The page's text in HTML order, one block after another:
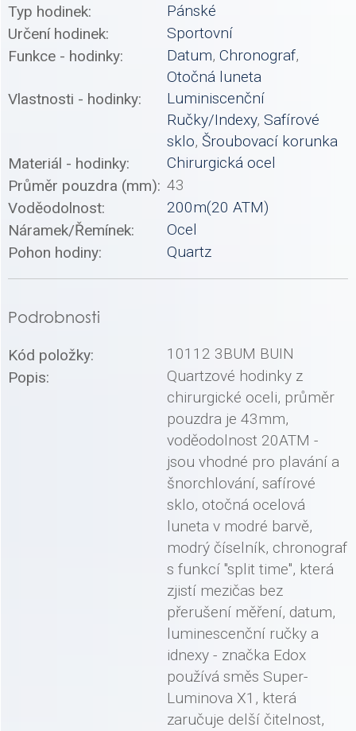
Typ hodinek:
Pánské
Určení hodinek:
Sportovní
Funkce - hodinky:
Datum, Chronograf,
Otočná luneta
Vlastnosti - hodinky:
Luminiscenční
Ručky/Indexy, Safírové
sklo, Šroubovací korunka
Materiál - hodinky:
Chirurgická ocel
Průměr pouzdra (mm): 43
Voděodolnost:
200m(20 ATM)
Náramek/Řemínek:
Ocel
Pohon hodiny:
Quartz
Podrobnosti
Kód položky:
10112 3BUM BUIN
Popis:
Quartzové hodinky z
chirurgické oceli, průměr
pouzdra je 43mm,
voděodolnost 20ATM -
jsou vhodné pro plavání a
šnorchlování, safírové
sklo, otočná ocelová
luneta v modré barvě,
modrý číselník, chronograf
s funkcí "split time", která
zjistí mezičas bez
přerušení měření, datum,
luminescenční ručky a
idnexy - značka Edox
používá směs Super-
Luminova X1, která
zaručuje delší čitelnost,